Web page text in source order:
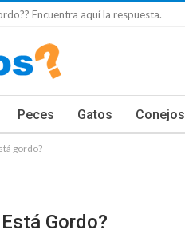
Encuentra aquí la respuesta.
Peces Gatos Conejos
gordo?
Gordo?